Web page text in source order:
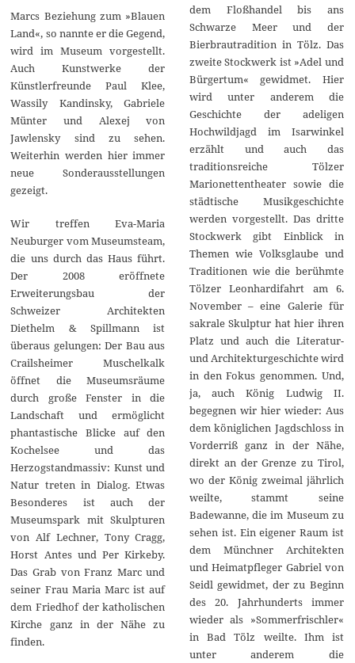
Marcs Beziehung zum »Blauen
Land«, so nannte er die Gegend,
wird im Museum vorgestellt.
Auch Kunstwerke der
Künstlerfreunde Paul Klee,
Wassily Kandinsky, Gabriele
Münter und Alexej von
Jawlensky sind zu sehen.
Weiterhin werden hier immer
neue Sonderausstellungen
gezeigt.
Wir treffen Eva-Maria
Neuburger vom Museumsteam,
die uns durch das Haus führt.
Der 2008 eröffnete
Erweiterungsbau der
Schweizer Architekten
Diethelm & Spillmann ist
überaus gelungen: Der Bau aus
Crailsheimer Muschelkalk
öffnet die Museumsräume
durch große Fenster in die
Landschaft und ermöglicht
phantastische Blicke auf den
Kochelsee und das
Herzogstandmassiv: Kunst und
Natur treten in Dialog. Etwas
Besonderes ist auch der
Museumspark mit Skulpturen
von Alf Lechner, Tony Cragg,
Horst Antes und Per Kirkeby.
Das Grab von Franz Marc und
seiner Frau Maria Marc ist auf
dem Friedhof der katholischen
Kirche ganz in der Nähe zu
finden.
dem Floßhandel bis ans
Schwarze Meer und der
Bierbrautradition in Tölz. Das
zweite Stockwerk ist »Adel und
Bürgertum« gewidmet. Hier
wird unter anderem die
Geschichte der adeligen
Hochwildjagd im Isarwinkel
erzählt und auch das
traditionsreiche Tölzer
Marionettentheater sowie die
städtische Musikgeschichte
werden vorgestellt. Das dritte
Stockwerk gibt Einblick in
Themen wie Volksglaube und
Traditionen wie die berühmte
Tölzer Leonhardifahrt am 6.
November – eine Galerie für
sakrale Skulptur hat hier ihren
Platz und auch die Literatur-
und Architekturgeschichte wird
in den Fokus genommen. Und,
ja, auch König Ludwig II.
begegnen wir hier wieder: Aus
dem königlichen Jagdschloss in
Vorderriß ganz in der Nähe,
direkt an der Grenze zu Tirol,
wo der König zweimal jährlich
weilte, stammt seine
Badewanne, die im Museum zu
sehen ist. Ein eigener Raum ist
dem Münchner Architekten
und Heimatpfleger Gabriel von
Seidl gewidmet, der zu Beginn
des 20. Jahrhunderts immer
wieder als »Sommerfrischler«
in Bad Tölz weilte. Ihm ist
unter anderem die